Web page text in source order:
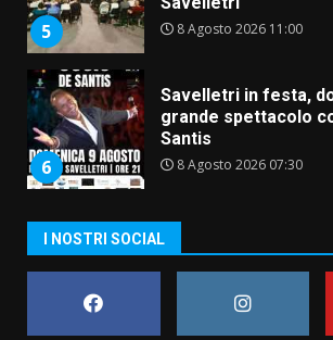
5 8 Agosto 2026 11:00
6
Savelletri in festa,
grande spettacolo
Santis
8 Agosto 2026 07:30
Politiche Giovanili e
Sostenibile: premiati
8 Agosto 2026 07:15
I NOSTRI SOCIAL